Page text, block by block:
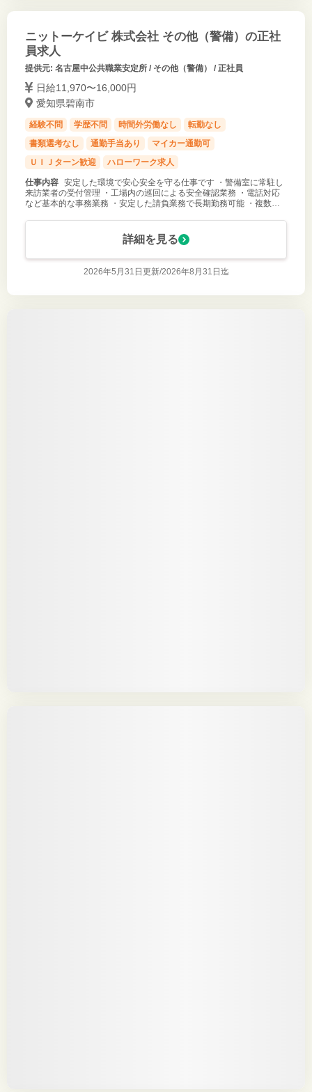
ニットーケイビ 株式会社 その他（警備）の正社
員求人
提供元: 名古屋中公共職業安定所 / その他（警備） / 正社員
日給11,970〜16,000円
愛知県碧南市
経験不問 学歴不問 時間外労働なし
転勤なし
書類選考なし
通勤手当あり
マイカー通勤可
ＵＩＪターン歓迎
ハローワーク求人
仕事内容 安定した環境で安心安全を守る仕事です ・警備室に常駐し
来訪業者の受付管理 ・工場内の巡回による安全確認業務 ・電話対応
など基本的な事務業務 ・安定した請負業務で長期勤務可能 ・複数就
ち着いた環境で
詳細を見る
2026年5月31日更新/2026年8月31日迄